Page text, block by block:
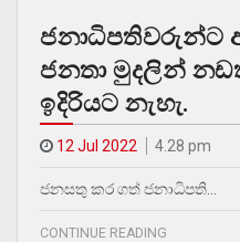
ජනාධිපතිවරුන්ට
ජනතා මුදලින්
ඉදිරියට නැහැ.
12 Jul 2022 4.28 pm
ජනසතු කර ගත් ජනාධිපති…
CONTINUE READING